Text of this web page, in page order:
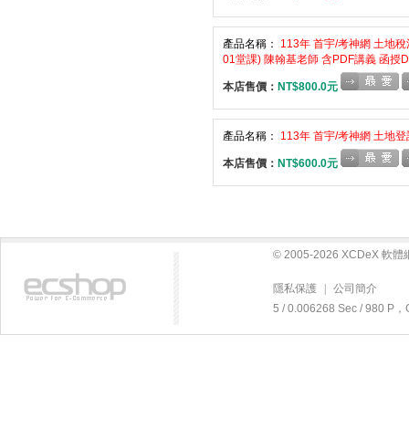
產品名稱：
113年 首宇/考神網 土地
01堂課) 陳翰基老師 含PDF講義 函授
本店售價： NT$800.0元
產品名稱： 113年 首宇/考神網 土地
本店售價： NT$600.0元
© 2005-2026 XCDeX 軟體
隱私保護
公司簡介
5 / 0.006268 Sec / 980 P